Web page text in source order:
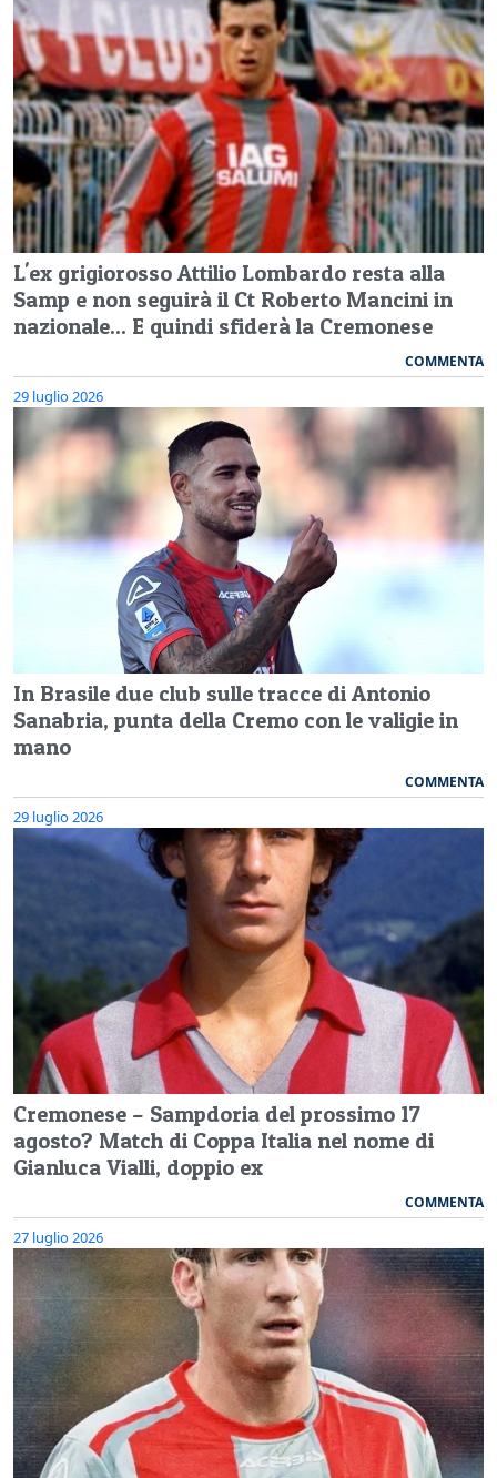
L'ex grigiorosso Attilio Lombardo resta alla
Samp e non seguirà il Ct Roberto Mancini in
nazionale... E quindi sfiderà la Cremonese
COMMENTA
29 luglio 2026
In Brasile due club sulle tracce di Antonio
Sanabria, punta della Cremo con le valigie in
mano
COMMENTA
29 luglio 2026
Cremonese – Sampdoria del prossimo 17
agosto? Match di Coppa Italia nel nome di
Gianluca Vialli, doppio ex
COMMENTA
27 luglio 2026